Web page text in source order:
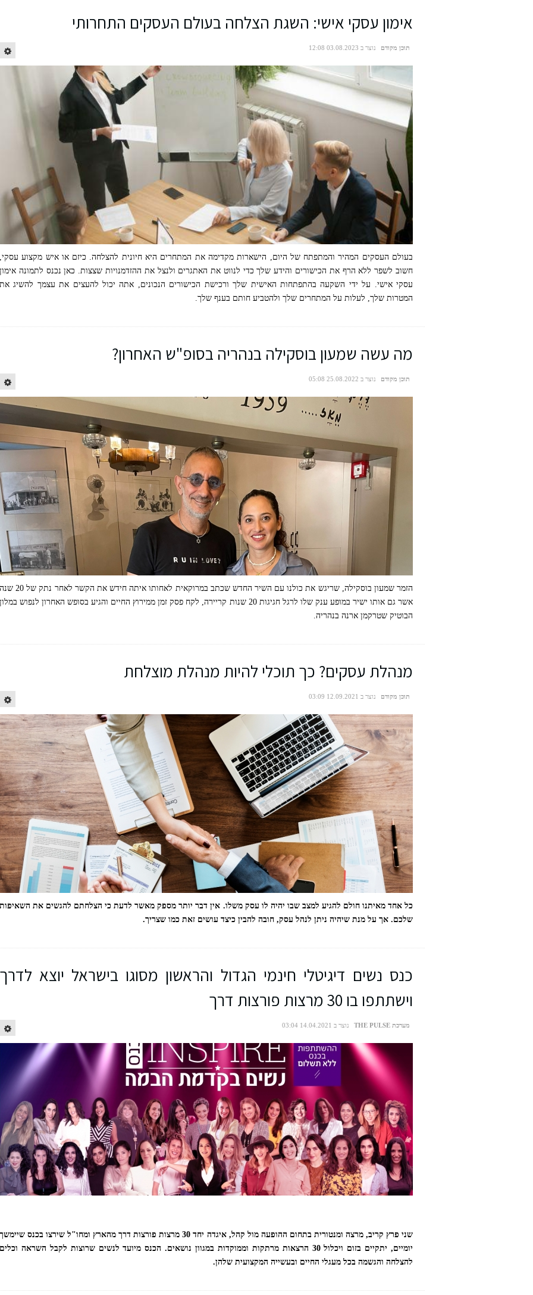
אימון עסקי אישי: השגת הצלחה בעולם העסקים התחרותי
תוכן מקודם נוצר ב 03.08.2023 12:08
בעולם העסקים המהיר והמתפתח של היום, הישארות מקדימה את המתחרים היא חיונית להצלחה. כיזם או איש מקצוע עסקי,
חשוב לשפר ללא הרף את הכישורים והידע שלך כדי לנווט את האתגרים ולנצל את ההזדמנויות שצצות. כאן נכנס לתמונה אימון
עסקי אישי. על ידי השקעה בהתפתחות האישית שלך ורכישת הכישורים הנכונים, אתה יכול להעצים את עצמך להשיג את
המטרות שלך, לעלות על המתחרים שלך ולהטביע חותם בענף שלך.
מה עשה שמעון בוסקילה בנהריה בסופ"ש האחרון?
תוכן מקודם נוצר ב 25.08.2022 05:08
אורנה שטרקמן ושמעון בוסקילה. צילום: יחסי ציבור
הזמר שמעון בוסקילה, שריגש את כולנו עם השיר החדש שכתב במרוקאית לאחותו איתה חידש את הקשר לאחר נתק של 20 שנה
אשר גם אותו ישיר במופע ענק שלו לרגל חגיגות 20 שנות קריירה, לקח פסק זמן ממירוץ החיים והגיע בסופש האחרון לנפוש במלון
הבוטיק שטרקמן ארנה בנהריה.
מנהלת עסקים? כך תוכלי להיות מנהלת מוצלחת
תוכן מקודם נוצר ב 12.09.2021 03:09
כל אחד מאיתנו חולם להגיע למצב שבו יהיה לו עסק משלו. אין דבר יותר מספק מאשר לדעת כי הצלחתם להגשים את השאיפות
שלכם. אך על מנת שיהיה ניתן לנהל עסק, חובה להבין כיצד עושים זאת כמו שצריך.
כנס נשים דיגיטלי חינמי הגדול והראשון מסוגו בישראל יוצא לדרך
וישתתפו בו 30 מרצות פורצות דרך
מערכת THE PULSE נוצר ב 14.04.2021 03:04
שני פרץ קריב, מרצה ומנטורית בתחום ההופעה מול קהל, איגדה יחד 30 מרצות פורצות דרך מהארץ ומחו"ל שירצו בכנס שיימשך
יומיים, יתקיים בזום ויכלול 30 הרצאות מרתקות וממוקדות במגוון נושאים. הכנס מיועד לנשים שרוצות לקבל השראה וכלים
להצלחה והגשמה בכל מעגלי החיים ובעשייה המקצועית שלהן.